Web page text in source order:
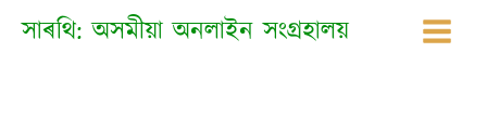
সাৰথি: অসমীয়া অনলাইন সংগ্ৰহালয়